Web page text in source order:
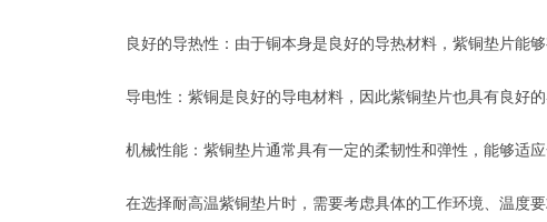
良好的导热性：由于铜本身是良好的导热材料，紫铜垫片能够
导电性：紫铜是良好的导电材料，因此紫铜垫片也具有良好的
机械性能：紫铜垫片通常具有一定的柔韧性和弹性，能够适应
在选择耐高温紫铜垫片时，需要考虑具体的工作环境、温度要